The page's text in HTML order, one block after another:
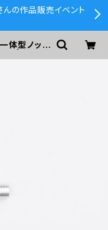
の作品販売イベント
体型ノック